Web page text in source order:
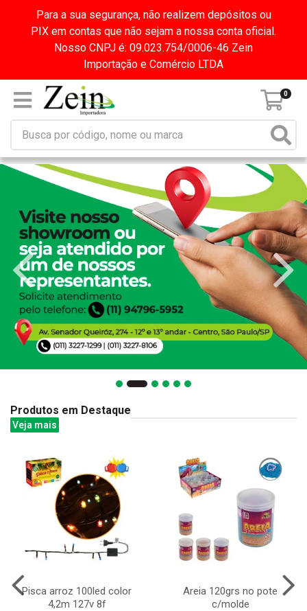
Para a sua segurança, não realizem depósitos ou
PIX em contas que não sejam a nossa conta oficial.
Nosso CNPJ é: 09.023.754/0006-46 Zein
Importação e Comércio LTDA
0
Produtos em Destaque
Veja mais
Pisca arroz 100led color
4,2m 127v 8f
Areia 120grs no pote
c/molde